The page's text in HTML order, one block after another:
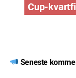
Cup-
Seneste